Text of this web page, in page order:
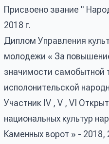
Присвоено звание "
2018 г.
Диплом Управления
молодежи « За
значимости самобытной
исполонительской
Участник IV , V , VI
национальных культур
Каменных ворот » - 2018,